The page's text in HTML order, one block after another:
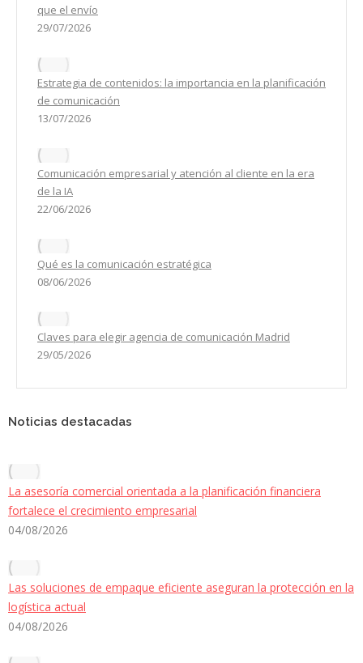
que el envío
29/07/2026
Estrategia de contenidos: la importancia en la planificación
de comunicación
13/07/2026
Comunicación empresarial y atención al cliente en la era
de la IA
22/06/2026
Qué es la comunicación estratégica
08/06/2026
Claves para elegir agencia de comunicación Madrid
29/05/2026
Noticias destacadas
La asesoría comercial orientada a la planificación financiera
fortalece el crecimiento empresarial
04/08/2026
Las soluciones de empaque eficiente aseguran la protección en la
logística actual
04/08/2026